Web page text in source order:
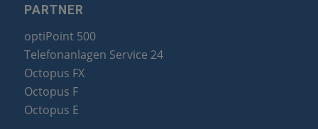
PARTNER
optiPoint 500
Telefonanlagen Service 24
Octopus FX
Octopus F
Octopus E